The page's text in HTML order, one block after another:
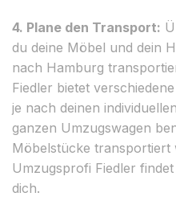
4. Plane den Transport:
du deine Möbel und dein
nach Hamburg
Fiedler bietet
je nach deinen
ganzen Umzugswagen
Möbelstücke transportiert
Umzugsprofi Fiedler
dich.